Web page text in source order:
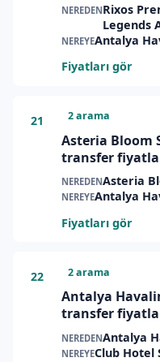
NEREDENRixos
Legends
NEREYEAntalya
Fiyatları gör
21 2 arama
Asteria Bloom
transfer
NEREDENAsteria
NEREYEAntalya
Fiyatları gör
22 2 arama
Antalya
transfer
NEREDENAntalya
NEREYEClub Hotel